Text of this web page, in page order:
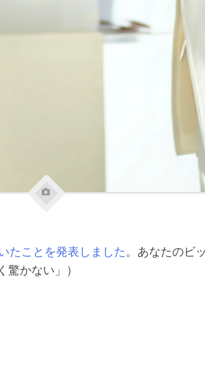
たことを発表しました 。あなたのビ
かない」）